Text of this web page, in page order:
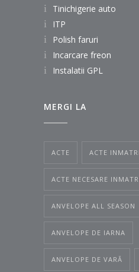
Tinichigerie auto
ITP
Polish faruri
Incarcare freon
Instalatii GPL
MERGI LA
ACTE ACTE
ACTE NECESARE
ANVELOPE ALL SEASON
ANVELOPE DE IARNA
ANVELOPE DE VARĂ